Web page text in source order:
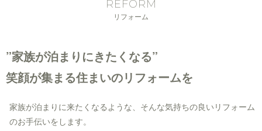
REFORM
リフォーム
”家族が泊まりにきたくなる”
笑顔が集まる住まいのリフォームを
家族が泊まりに来たくなるような、そんな気持ちの良いリフォーム
のお手伝いをします。